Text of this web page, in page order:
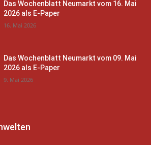
Das Wochenblatt Neumarkt vom 16. Mai
2026 als E-Paper
16. Mai 2026
Das Wochenblatt Neumarkt vom 09. Mai
2026 als E-Paper
9. Mai 2026